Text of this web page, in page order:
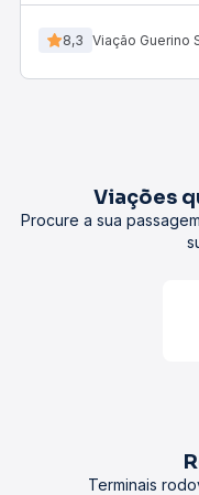
8,3 Viação Guerino
Viações
Procure a sua
Terminais